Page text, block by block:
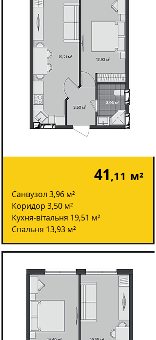
41,11 м²
Санвузол 3,96 м²
Коридор 3,50 м²
Кухня-вітальня 19,51 м²
Спальня 13,93 м²